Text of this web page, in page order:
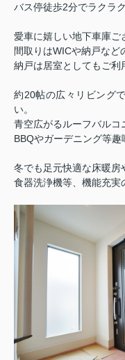
バス停徒歩2分でラクラク
愛車に嬉しい地下車庫ご
間取りはWICや納戸など
納戸は居室としてもご利
約20帖の広々リビング
い。
青空広がるルーフバルコ
BBQやガーデニング等趣
冬でも足元快適な床暖房
食器洗浄機等、機能充実